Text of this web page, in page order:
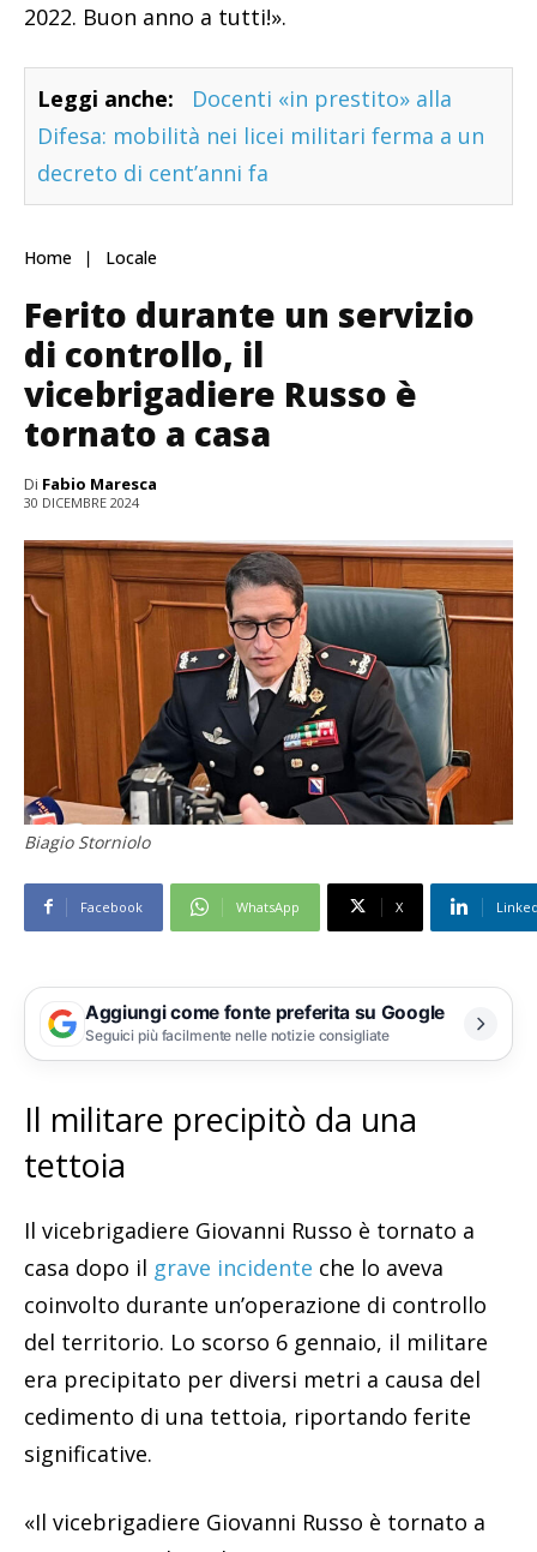
2022. Buon anno a tutti!».
Leggi anche:
Docenti «in prestito» alla
Difesa: mobilità nei licei militari ferma a un
decreto di cent’anni fa
Home Locale
Ferito durante un servizio
di controllo, il
vicebrigadiere Russo è
tornato a casa
Di Fabio Maresca
30 DICEMBRE 2024
Biagio Storniolo
Facebook WhatsApp X
Aggiungi come fonte preferita su Google
Seguici più facilmente nelle notizie consigliate
Il militare precipitò da una
tettoia
Il vicebrigadiere Giovanni Russo è tornato a
casa dopo il grave incidente che lo aveva
coinvolto durante un’operazione di controllo
del territorio. Lo scorso 6 gennaio, il militare
era precipitato per diversi metri a causa del
cedimento di una tettoia, riportando ferite
significative.
«Il vicebrigadiere Giovanni Russo è tornato a